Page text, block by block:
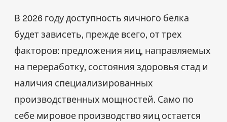
В 2026 году доступность яичного белка
будет зависеть, прежде всего, от трех
факторов: предложения яиц, направляемых
на переработку, состояния здоровья стад и
наличия специализированных
производственных мощностей. Само по
себе мировое производство яиц остается